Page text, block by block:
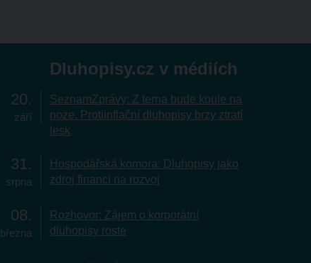
Dluhopisy.cz v médiích
20
září
SeznamZprávy: Z terna bude koule na
noze. Protiinflační dluhopisy brzy ztratí
lesk
31
srpna
Hospodářská komora: Dluhopisy jako
zdroj financí na rozvoj
08
března
Rozhovor: Zájem o korporátní
dluhopisy roste